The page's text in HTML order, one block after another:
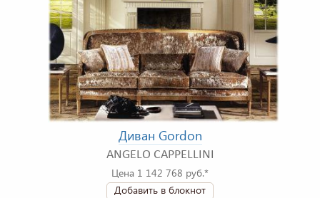
Диван Gordon
ANGELO CAPPELLINI
Цена 1 142 768 руб.*
Добавить в блокнот